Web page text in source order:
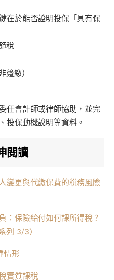
在於能否證明投保「具有保
稅
繳）
任會計師或律師協助，並完
投保動機說明等資料。
閱讀
變更與代繳保費的稅務風險
：保險給付如何課所得稅？
列 3/3）
情形
實質課稅